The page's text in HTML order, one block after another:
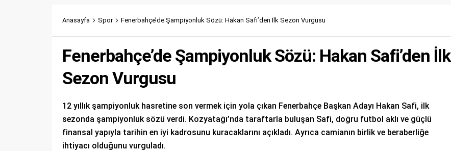
Anasayfa Spor Fenerbahçe’de Şampiyonluk Sözü: Hakan Safi’den İlk Sezon Vurgusu
Fenerbahçe’de Şampiyonluk Sözü: Hakan Safi’den İlk
Sezon Vurgusu
12 yıllık şampiyonluk hasretine son vermek için yola çıkan Fenerbahçe Başkan Adayı Hakan Safi, ilk
sezonda şampiyonluk sözü verdi. Kozyatağı’nda taraftarla buluşan Safi, doğru futbol aklı ve güçlü
finansal yapıyla tarihin en iyi kadrosunu kuracaklarını açıkladı. Ayrıca camianın birlik ve beraberliğe
ihtiyacı olduğunu vurguladı.